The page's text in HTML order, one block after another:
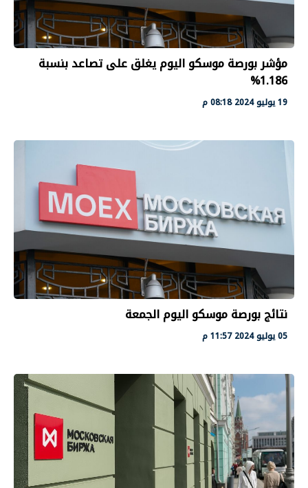
مؤشر بورصة موسكو اليوم يغلق على تصاعد بنسبة
1.186%
19 يوليو 2024 08:18 م
نتائج بورصة موسكو اليوم الجمعة
05 يوليو 2024 11:57 م